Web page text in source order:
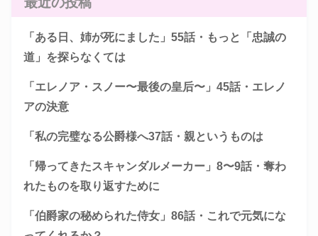
「ある日、姉が死にました」55話・もっと「忠誠の
道」を探らなくては
「エレノア・スノー〜最後の皇后〜」45話・エレノ
アの決意
「私の完璧なる公爵様へ37話・親というものは
「帰ってきたスキャンダルメーカー」8〜9話・奪わ
れたものを取り返すために
「伯爵家の秘められた侍女」86話・これで元気にな